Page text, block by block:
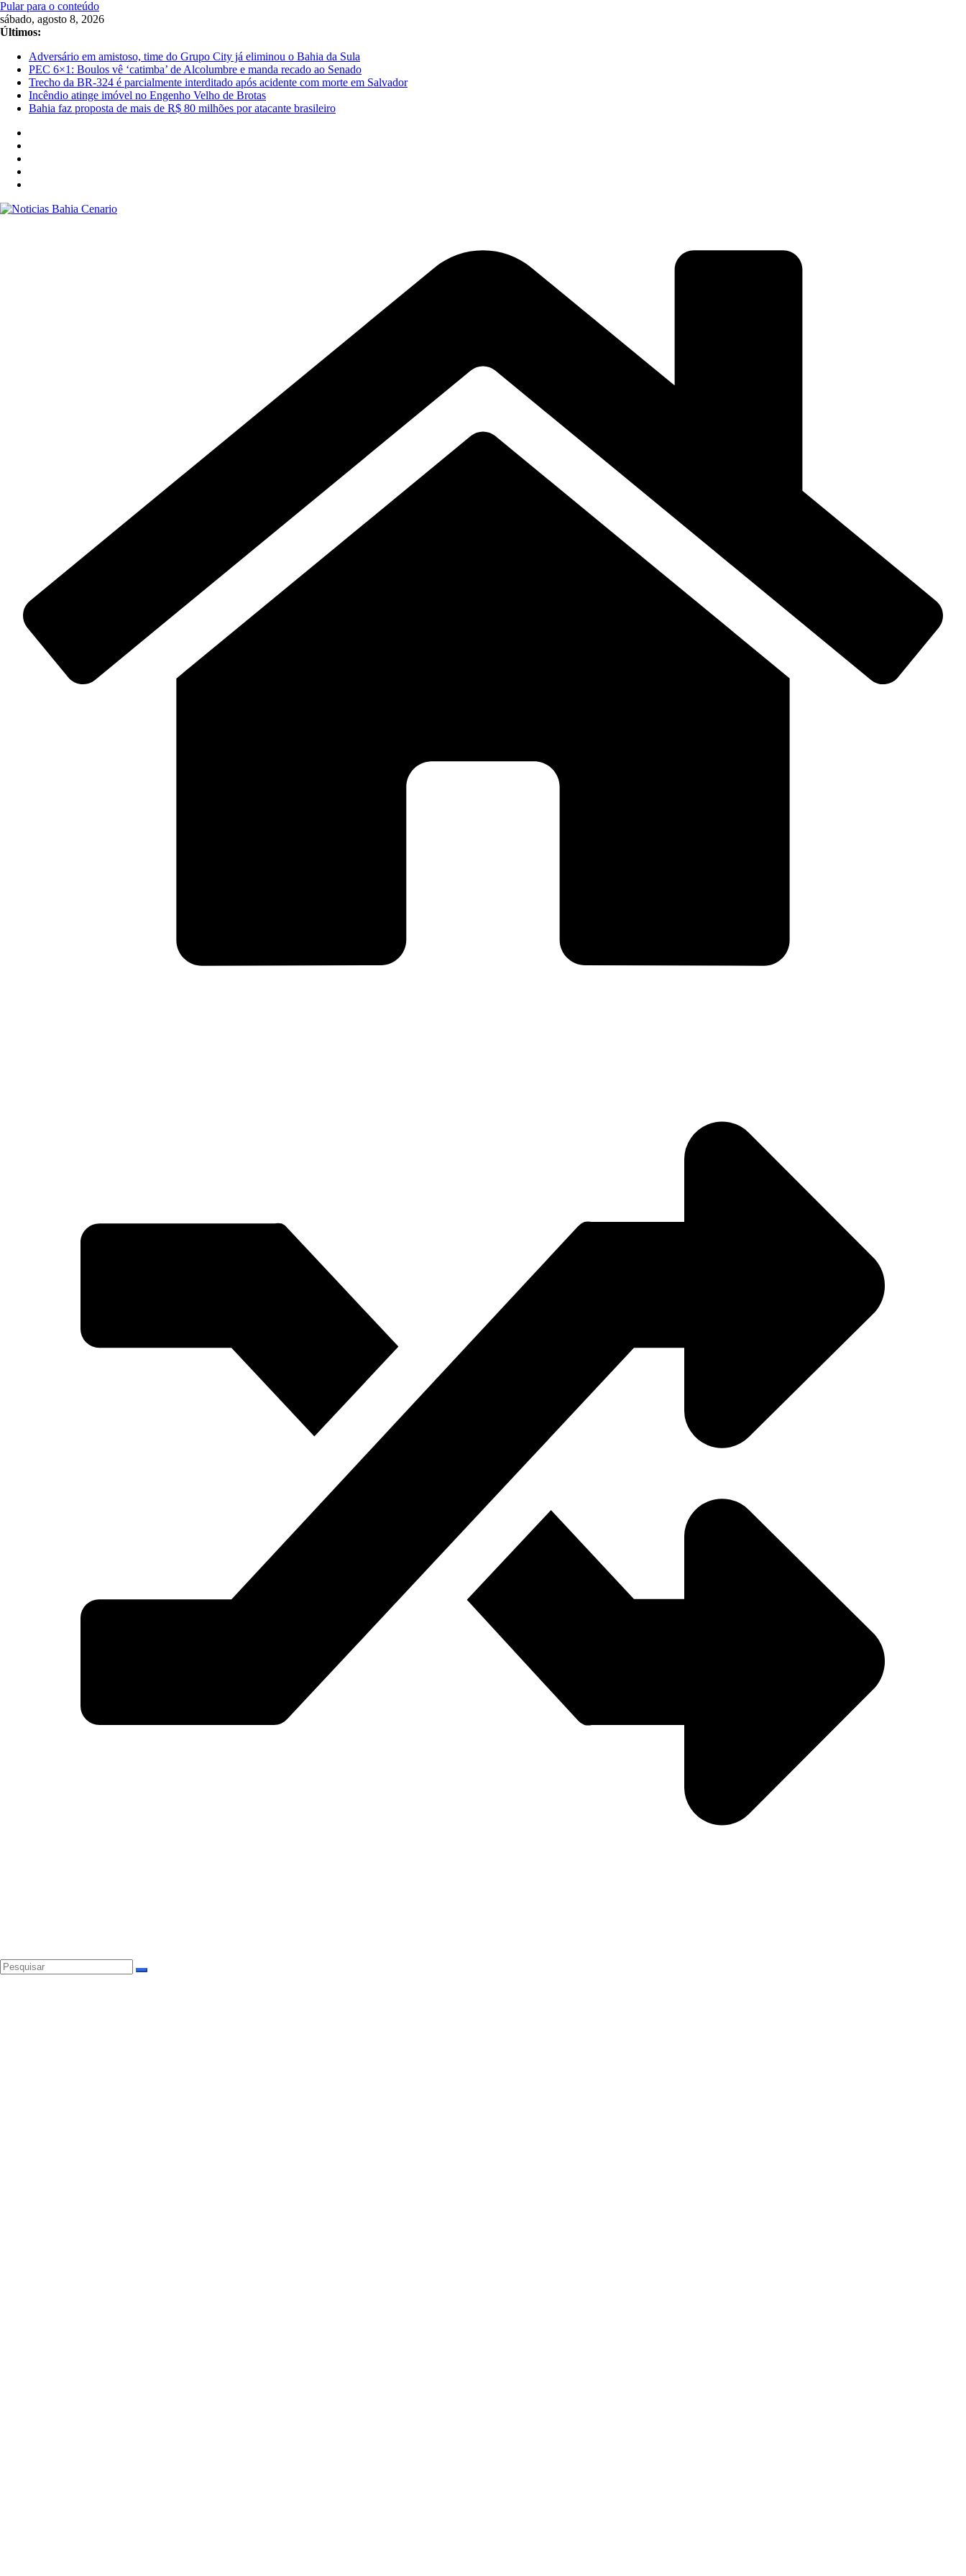
Pular para o conteúdo
sábado, agosto 8, 2026
Últimos:
Adversário em amistoso, time do Grupo City já eliminou o Bahia da Sula
PEC 6×1: Boulos vê ‘catimba’ de Alcolumbre e manda recado ao Senado
Trecho da BR-324 é parcialmente interditado após acidente com morte em Salvador
Incêndio atinge imóvel no Engenho Velho de Brotas
Bahia faz proposta de mais de R$ 80 milhões por atacante brasileiro